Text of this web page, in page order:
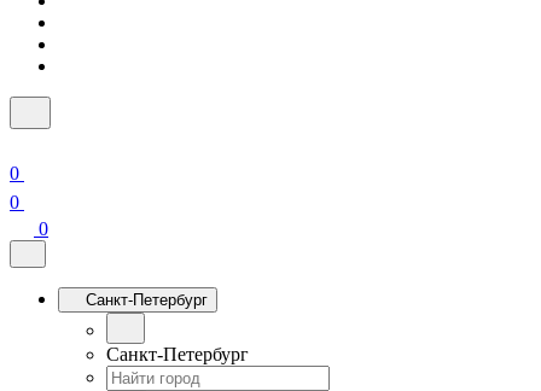
0
0
0
Санкт-Петербург
Санкт-Петербург